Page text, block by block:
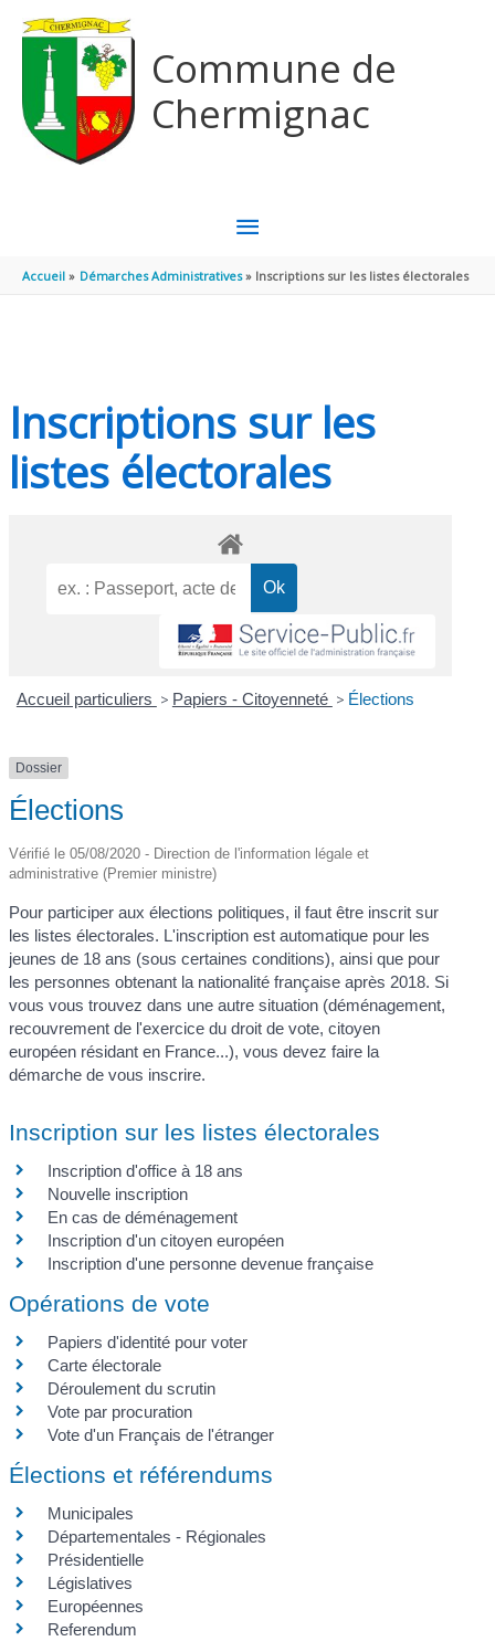
Commune de
Chermignac
MENU
PRINCIPAL
Accueil Démarches Administratives Inscriptions sur les listes électorales
Inscriptions sur les
listes électorales
Accueil particuliers > Papiers - Citoyenneté > Élections
Dossier
Élections
Vérifié le 05/08/2020 - Direction de l'information légale et
administrative (Premier ministre)
Pour participer aux élections politiques, il faut être inscrit sur
les listes électorales. L'inscription est automatique pour les
jeunes de 18 ans (sous certaines conditions), ainsi que pour
les personnes obtenant la nationalité française après 2018. Si
vous vous trouvez dans une autre situation (déménagement,
recouvrement de l'exercice du droit de vote, citoyen
européen résidant en France...), vous devez faire la
démarche de vous inscrire.
Inscription sur les listes électorales
Inscription d'office à 18 ans
Nouvelle inscription
En cas de déménagement
Inscription d'un citoyen européen
Inscription d'une personne devenue française
Opérations de vote
Papiers d'identité pour voter
Carte électorale
Déroulement du scrutin
Vote par procuration
Vote d'un Français de l'étranger
Élections et référendums
Municipales
Départementales - Régionales
Présidentielle
Législatives
Européennes
Referendum